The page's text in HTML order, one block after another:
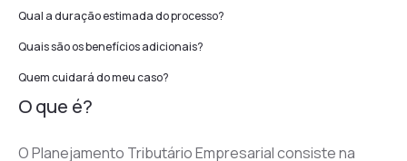
Qual a duração estimada do processo?
Quais são os benefícios adicionais?
Quem cuidará do meu caso?
O que é?
O Planejamento Tributário Empresarial consiste na